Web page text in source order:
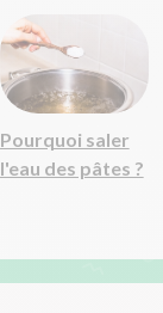
Pourquoi saler
l'eau des pâtes ?